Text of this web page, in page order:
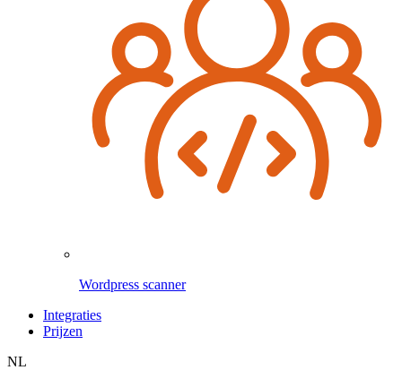
Wordpress scanner
Integraties
Prijzen
NL